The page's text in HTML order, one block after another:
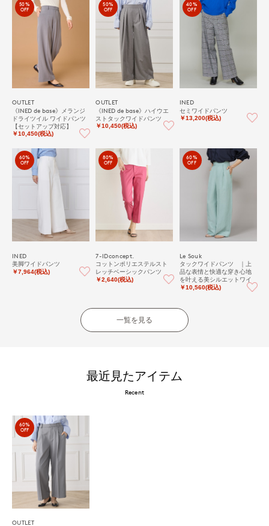
50%
OFF
OUTLET
《INED de base》メランジ
ドライツイル ワイドパンツ
【セットアップ対応】
￥10,450(税込)
50%
OFF
OUTLET
《INED de base》ハイウエ
ストタックワイドパンツ
￥10,450(税込)
40%
OFF
INED
セミワイドパンツ
￥13,200(税込)
60%
OFF
INED
美脚ワイドパンツ
￥7,964(税込)
80%
OFF
7-IDconcept.
コットンポリエステルスト
レッチベーシックパンツ
￥2,640(税込)
60%
OFF
Le Souk
タックワイドパンツ ｜上
品な表情と快適な穿き心地
を叶える美シルエットワイ
ドパンツ
￥10,560(税込)
一覧を見る
最近見たアイテム
Recent
60%
OFF
OUTLET